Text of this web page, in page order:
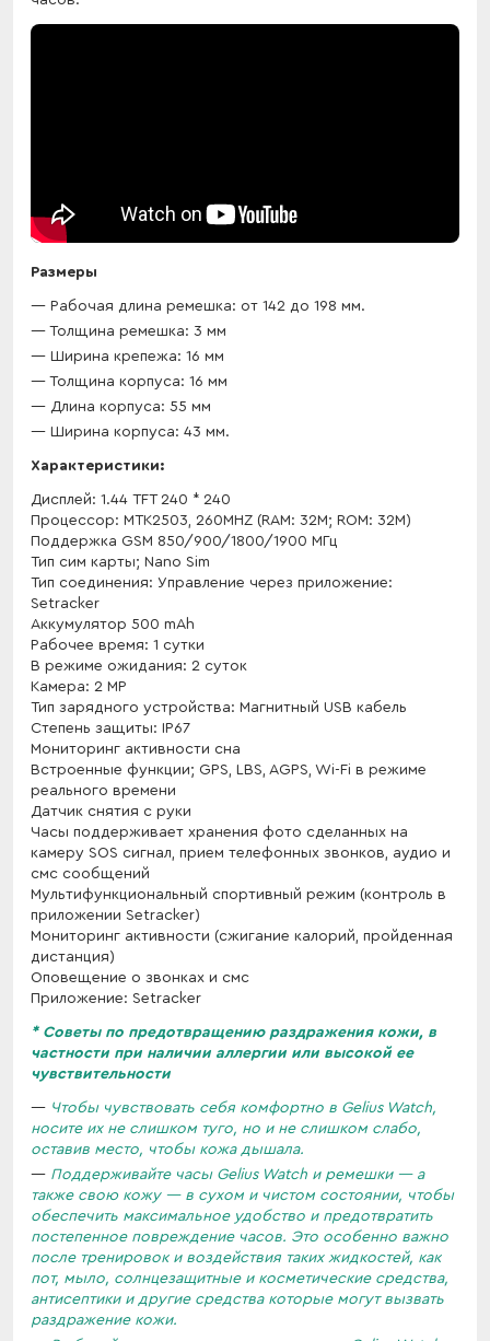
Размеры
Рабочая длина ремешка: от 142 до 198 мм.
Толщина ремешка: 3 мм
Ширина крепежа: 16 мм
Толщина корпуса: 16 мм
Длина корпуса: 55 мм
Ширина корпуса: 43 мм.
Характеристики:
Дисплей: 1.44 TFT 240 * 240
Процессор: MTK2503, 260MHZ (RAM: 32M; ROM: 32M)
Поддержка GSM 850/900/1800/1900 МГц
Тип сим карты; Nano Sim
Тип соединения: Управление через приложение:
Setracker
Аккумулятор 500 mAh
Рабочее время: 1 сутки
В режиме ожидания: 2 суток
Камера: 2 МP
Тип зарядного устройства: Магнитный USB кабель
Степень защиты: IP67
Мониторинг активности сна
Встроенные функции; GPS, LBS, AGPS, Wi-Fi в режиме
реального времени
Датчик снятия с руки
Часы поддерживает хранения фото сделанных на
камеру SOS сигнал, прием телефонных звонков, аудио и
смс сообщений
Мультифункциональный спортивный режим (контроль в
приложении Setracker)
Мониторинг активности (сжигание калорий, пройденная
дистанция)
Оповещение о звонках и смс
Приложение: Setracker
* Советы по предотвращению раздражения кожи, в
частности при наличии аллергии или высокой ее
чувствительности
Чтобы чувствовать себя комфортно в Gelius Watch,
носите их не слишком туго, но и не слишком слабо,
оставив место, чтобы кожа дышала.
Поддерживайте часы Gelius Watch и ремешки — а
также свою кожу — в сухом и чистом состоянии, чтобы
обеспечить максимальное удобство и предотвратить
постепенное повреждение часов. Это особенно важно
после тренировок и воздействия таких жидкостей, как
пот, мыло, солнцезащитные и косметические средства,
антисептики и другие средства которые могут вызвать
раздражение кожи.